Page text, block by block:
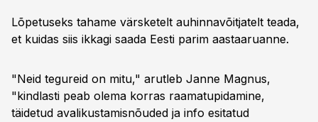
Lõpetuseks tahame värsketelt auhinnavõitjatelt teada,
et kuidas siis ikkagi saada Eesti parim aastaaruanne.
"Neid tegureid on mitu," arutleb Janne Magnus,
"kindlasti peab olema korras raamatupidamine,
täidetud avalikustamisnõuded ja info esitatud